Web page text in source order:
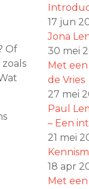
Of
17 jun
Jona
30 mei
Met
de Vries
27 mei
Paul
– Een
21 mei
18 apr
Met